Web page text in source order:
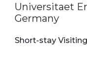
Universitaet
Germany
Short-stay